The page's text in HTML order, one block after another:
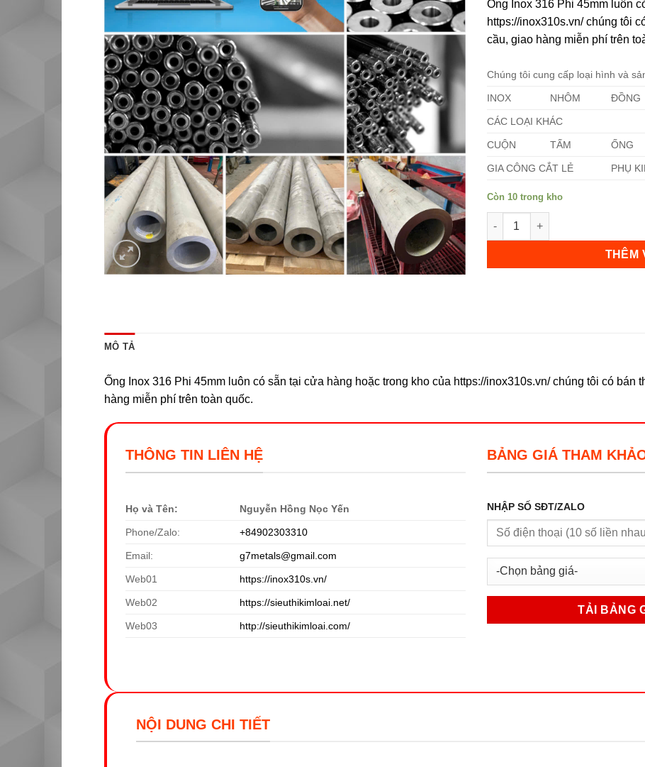
Ống Inox 316 Phi 45mm luôn
https://inox310s.vn/ chúng tôi
cầu, giao hàng miễn phí trên
Chúng tôi cung cấp loại hình và
INOX NHÔM ĐỒNG
CÁC LOẠI KHÁC
CUỘN TẤM ỐNG
GIA CÔNG CẮT LẺ PHỤ
Còn 10 trong kho
Ống Inox 316 Phi 45mm số lượng
THÊM
MÔ TẢ
Ống Inox 316 Phi 45mm luôn có sẵn tại cửa hàng hoặc trong kho của https://inox310s.vn/ chúng tôi có bán
hàng miễn phí trên toàn quốc.
THÔNG TIN LIÊN HỆ
Họ và Tên: Nguyễn Hồng Nọc Yến
Phone/Zalo: +84902303310
Email: g7metals@gmail.com
Web01 https://inox310s.vn/
Web02 https://sieuthikimloai.net/
Web03 http://sieuthikimloai.com/
BẢNG GIÁ THAM
NHẬP SỐ SĐT/ZALO
NỘI DUNG CHI TIẾT
Không hiển thị lại nữa!